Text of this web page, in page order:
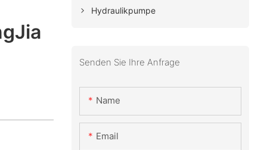
Hydraulikpumpe
Senden Sie Ihre Anfrage
Name
Email